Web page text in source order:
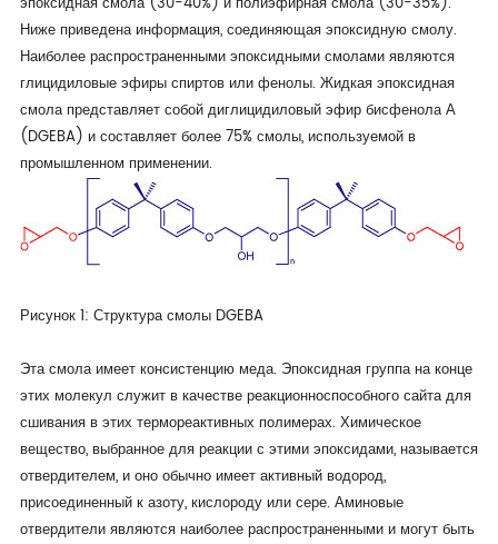
Ниже приведена информация, соединяющая эпоксидную смолу.
Наиболее распространенными эпоксидными смолами являются
глицидиловые эфиры спиртов или фенолы. Жидкая эпоксидная
смола представляет собой диглицидиловый эфир бисфенола А
(DGEBA) и составляет более 75% смолы, используемой в
промышленном применении.
Рисунок 1: Структура смолы DGEBA
Эта смола имеет консистенцию меда. Эпоксидная группа на конце
этих молекул служит в качестве реакционноспособного сайта для
сшивания в этих термореактивных полимерах. Химическое
вещество, выбранное для реакции с этими эпоксидами, называется
отвердителем, и оно обычно имеет активный водород,
присоединенный к азоту, кислороду или сере. Аминовые
отвердители являются наиболее распространенными и могут быть